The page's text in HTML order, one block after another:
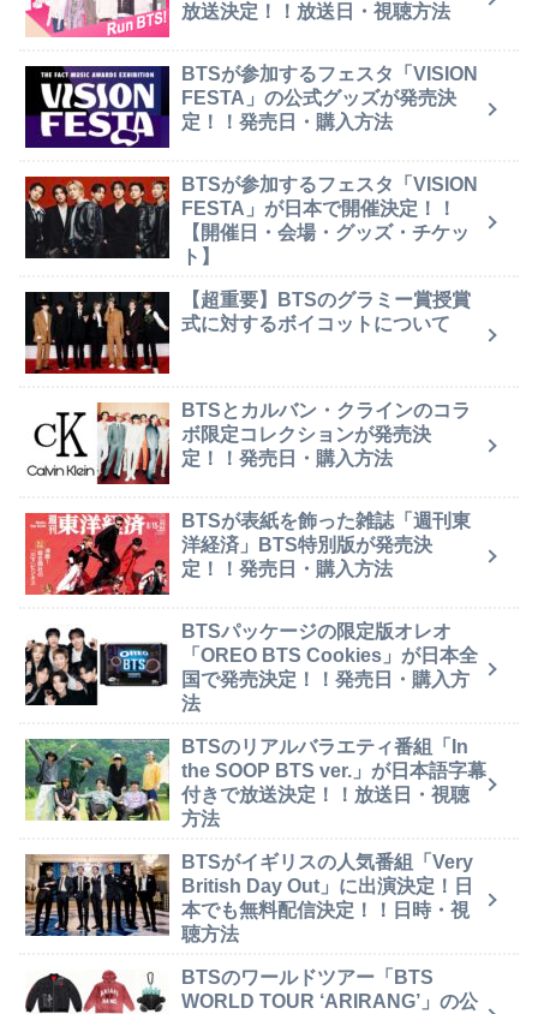
放送決定！！放送日・視聴方法
BTSが参加するフェスタ「VISION
FESTA」の公式グッズが発売決
定！！発売日・購入方法
BTSが参加するフェスタ「VISION
FESTA」が日本で開催決定！！
【開催日・会場・グッズ・チケッ
ト】
【超重要】BTSのグラミー賞授賞
式に対するボイコットについて
BTSとカルバン・クラインのコラ
ボ限定コレクションが発売決
定！！発売日・購入方法
BTSが表紙を飾った雑誌「週刊東
洋経済」BTS特別版が発売決
定！！発売日・購入方法
BTSパッケージの限定版オレオ
「OREO BTS Cookies」が日本全
国で発売決定！！発売日・購入方
法
BTSのリアルバラエティ番組「In
the SOOP BTS ver.」が日本語字幕
付きで放送決定！！放送日・視聴
方法
BTSがイギリスの人気番組「Very
British Day Out」に出演決定！日
本でも無料配信決定！！日時・視
聴方法
BTSのワールドツアー「BTS
WORLD TOUR ‘ARIRANG’」の公